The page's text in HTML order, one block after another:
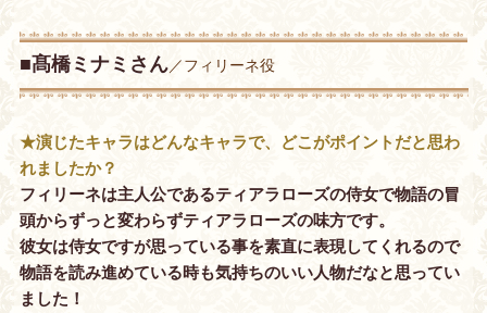
■髙橋ミナミさん／フィリーネ役
★演じたキャラはどんなキャラで、どこがポイントだと思わ
れましたか？
フィリーネは主人公であるティアラローズの侍女で物語の冒
頭からずっと変わらずティアラローズの味方です。
彼女は侍女ですが思っている事を素直に表現してくれるので
物語を読み進めている時も気持ちのいい人物だなと思ってい
ました！